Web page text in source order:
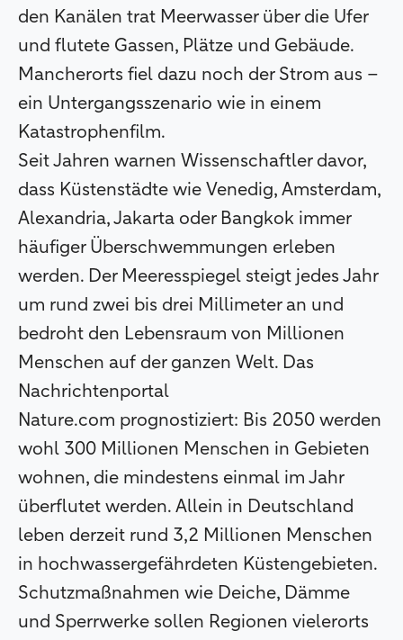
den Kanälen trat Meerwasser über die Ufer
und flutete Gassen, Plätze und Gebäude.
Mancherorts fiel dazu noch der Strom aus –
ein Untergangsszenario wie in einem
Katastrophenfilm.
Seit Jahren warnen Wissenschaftler davor,
dass Küstenstädte wie Venedig, Amsterdam,
Alexandria, Jakarta oder Bangkok immer
häufiger Überschwemmungen erleben
werden. Der Meeresspiegel steigt jedes Jahr
um rund zwei bis drei Millimeter an und
bedroht den Lebensraum von Millionen
Menschen auf der ganzen Welt. Das
Nachrichtenportal
Nature.com prognostiziert: Bis 2050 werden
wohl 300 Millionen Menschen in Gebieten
wohnen, die mindestens einmal im Jahr
überflutet werden. Allein in Deutschland
leben derzeit rund 3,2 Millionen Menschen
in hochwassergefährdeten Küstengebieten.
Schutzmaßnahmen wie Deiche, Dämme
und Sperrwerke sollen Regionen vielerorts